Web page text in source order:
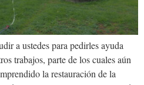
a ustedes para pedirles ayuda
trabajos, parte de los cuales aún
la restauración de la